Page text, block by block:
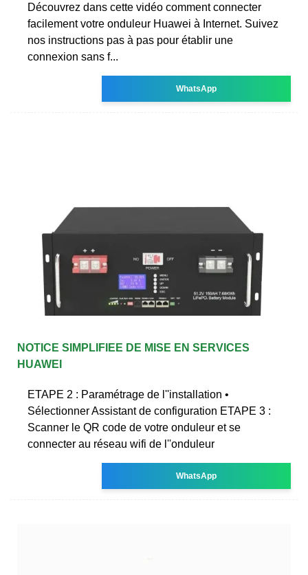
Découvrez dans cette vidéo comment connecter
facilement votre onduleur Huawei à Internet. Suivez
nos instructions pas à pas pour établir une
connexion sans f...
WhatsApp
NOTICE SIMPLIFIEE DE MISE EN SERVICES
HUAWEI
ETAPE 2 : Paramétrage de l''installation •
Sélectionner Assistant de configuration ETAPE 3 :
Scanner le QR code de votre onduleur et se
connecter au réseau wifi de l''onduleur
WhatsApp